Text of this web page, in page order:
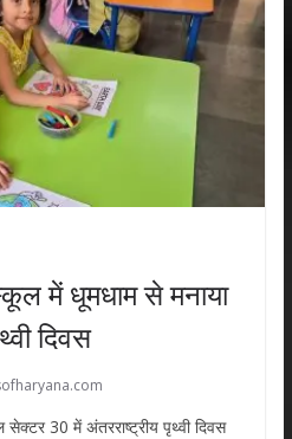
में धूमधाम से मनाया
दिवस
30 में अंतरराष्ट्रीय पृथ्वी दिवस